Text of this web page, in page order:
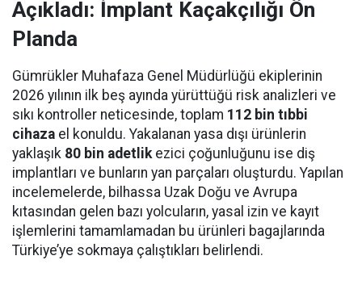
Açıkladı: İmplant Kaçakçılığı Ön
Planda
Gümrükler Muhafaza Genel Müdürlüğü ekiplerinin
2026 yılının ilk beş ayında yürüttüğü risk analizleri ve
sıkı kontroller neticesinde, toplam 112 bin tıbbi
cihaza el konuldu. Yakalanan yasa dışı ürünlerin
yaklaşık 80 bin adetlikezici çoğunluğunu ise diş
implantları ve bunların yan parçaları oluşturdu. Yapılan
incelemelerde, bilhassa Uzak Doğu ve Avrupa
kıtasından gelen bazı yolcuların, yasal izin ve kayıt
işlemlerini tamamlamadan bu ürünleri bagajlarında
Türkiye’ye sokmaya çalıştıkları belirlendi.